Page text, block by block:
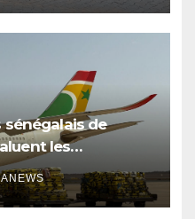
sénégalais de
les
SA